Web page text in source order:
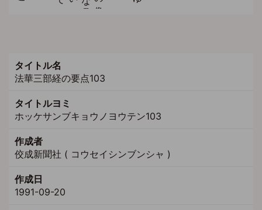
タイトル名
法華三部経の要点103
タイトルヨミ
ホッケサンブキョウノヨウテン103
作成者
佼成新聞社 ( コウセイシンブンシャ )
作成日
1991-09-20